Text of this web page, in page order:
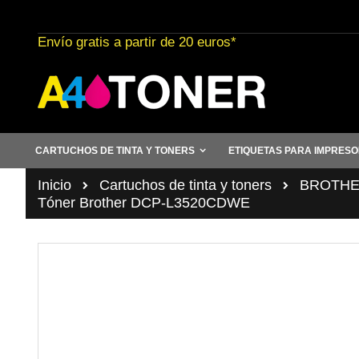
al
contenido
Envío gratis a partir de 20 euros*
CARTUCHOS DE TINTA Y TONERS ETIQUETAS PARA
Inicio Cartuchos de tinta y toners
Tóner Brother DCP-L3520CDWE